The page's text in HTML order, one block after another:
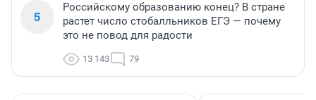
5
Российскому образованию конец? В стране
растет число стобалльников ЕГЭ — почему
это не повод для радости
13 143 79